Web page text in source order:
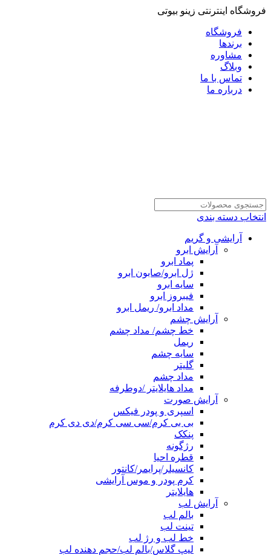
فروشگاه اینترنتی زینو بیوتی
فروشگاه
برندها
مشاوره
وبلاگ
تماس با ما
درباره ما
انتخاب دسته بندی
آرایشی و گریم
آرایش ابرو
پماد ابرو
ژل ابرو/صابون ابرو
سایه ابرو
فیبروز ابرو
مداد ابرو/ ریمل ابرو
آرایش چشم
خط چشم/ مداد چشم
ریمل
سایه چشم
گلیتر
مداد چشم
مداد هایلایتر /دوطرفه
آرایش صورت
اسپری و پودر فیکس
بی بی کرم/سی سی کرم/دی دی کرم
پنکک
رژگونه
قطره احیا
کانسیلر/پرایمر/کانتور
کرم پودر و موس آرایشی
هایلایتر
آرایش لب
بالم لب
تینت لب
خط لب و رژ لب
لیپ گلاس/بالم لب/حجم دهنده لب